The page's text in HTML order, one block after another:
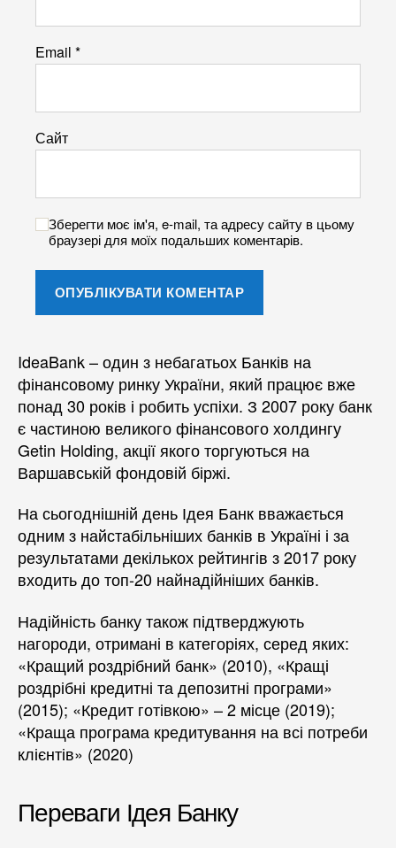
Email *
Сайт
Зберегти моє ім'я, e-mail, та адресу сайту в цьому
браузері для моїх подальших коментарів.
IdeaBank – один з небагатьох Банків на
фінансовому ринку України, який працює вже
понад 30 років і робить успіхи. З 2007 року банк
є частиною великого фінансового холдингу
Getin Holding, акції якого торгуються на
Варшавській фондовій біржі.
На сьогоднішній день Ідея Банк вважається
одним з найстабільніших банків в Україні і за
результатами декількох рейтингів з 2017 року
входить до топ-20 найнадійніших банків.
Надійність банку також підтверджують
нагороди, отримані в категоріях, серед яких:
«Кращий роздрібний банк» (2010), «Кращі
роздрібні кредитні та депозитні програми»
(2015); «Кредит готівкою» – 2 місце (2019);
«Краща програма кредитування на всі потреби
клієнтів» (2020)
Переваги Ідея Банку